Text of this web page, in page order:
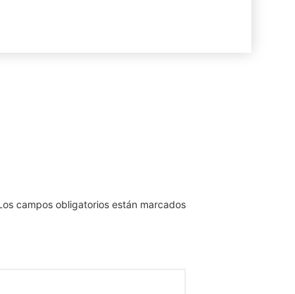
campos obligatorios están marcados